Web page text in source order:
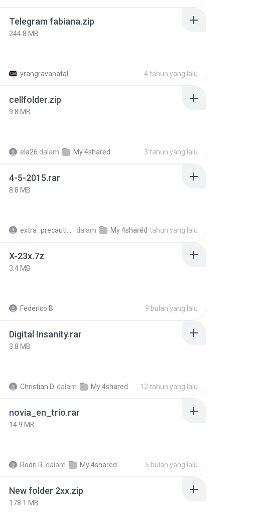
Telegram fabiana.zip
244.8 MB
yrangravanatal 4 tahun yang lalu
cellfolder.zip
9.8 MB
ela26 dalam My 4shared 3 tahun yang lalu
4-5-2015.rar
8.8 MB
dalam My 4shared11 tahun yang lalu
X-23x.7z
3.4 MB
Federico B. 9 bulan yang lalu
Digital Insanity.rar
3.8 MB
Christian D. dalam My 4shared 12 tahun yang lalu
novia_en_trio.rar
14.9 MB
Rodri R. dalam My 4shared 5 bulan yang lalu
New folder 2xx.zip
178.1 MB